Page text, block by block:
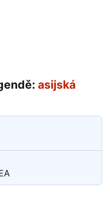
asijská